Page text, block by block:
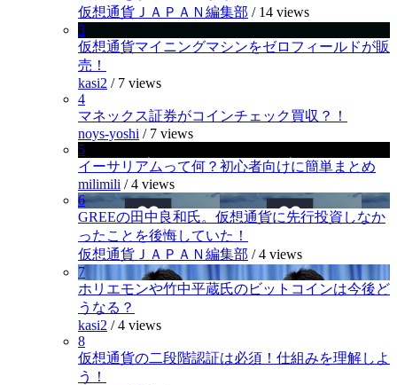
仮想通貨ＪＡＰＡＮ編集部 / 14 views
3
仮想通貨マイニングマシンをゼロフィールドが販
売！
kasi2 / 7 views
4
マネックス証券がコインチェック買収？！
noys-yoshi / 7 views
5
イーサリアムって何？初心者向けに簡単まとめ
milimili /4 views
6
GREEの田中良和氏。仮想通貨に先行投資しなか
ったことを後悔していた！
仮想通貨ＪＡＰＡＮ編集部 /4 views
7
ホリエモンや竹中平蔵氏のビットコインは今後ど
うなる？
kasi2 /4 views
8
仮想通貨の二段階認証は必須！仕組みを理解しよ
う！